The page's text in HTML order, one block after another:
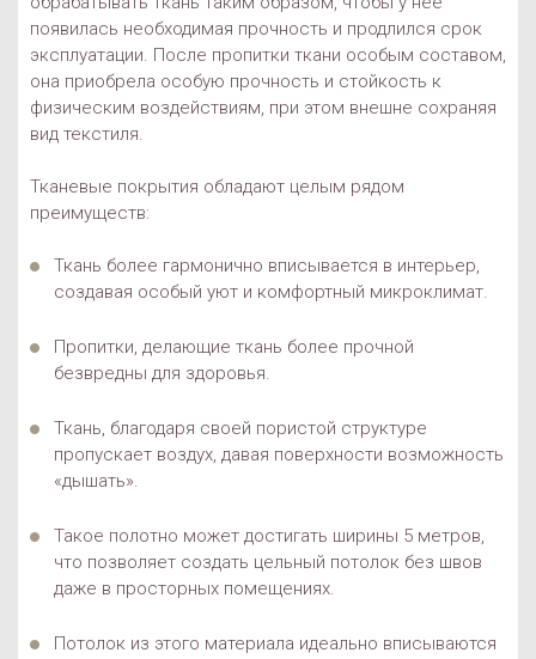
появилась необходимая прочность и продлился срок
эксплуатации. После пропитки ткани особым составом,
она приобрела особую прочность и стойкость к
физическим воздействиям, при этом внешне сохраняя
вид текстиля.
Тканевые покрытия обладают целым рядом
преимуществ:
Ткань более гармонично вписывается в интерьер,
создавая особый уют и комфортный микроклимат.
Пропитки, делающие ткань более прочной
безвредны для здоровья.
Ткань, благодаря своей пористой структуре
пропускает воздух, давая поверхности возможность
«дышать».
Такое полотно может достигать ширины 5 метров,
что позволяет создать цельный потолок без швов
даже в просторных помещениях.
Потолок из этого материала идеально вписываются